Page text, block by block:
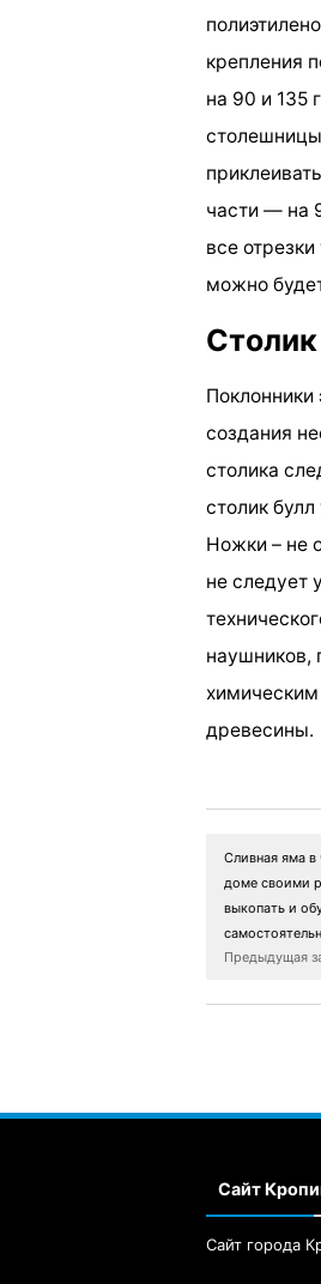
крепления
на 90 и 135
столешницы
части — на
все
можно
Столик
Поклонники
создания
столика
столик
Ножки – не
не следует
наушников,
химическим
древесины.
Сливная яма в
доме своими
выкопать и
Предыдущая
Сайт
Сайт города